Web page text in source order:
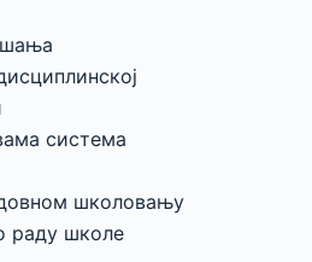
система
школовању
раду школе